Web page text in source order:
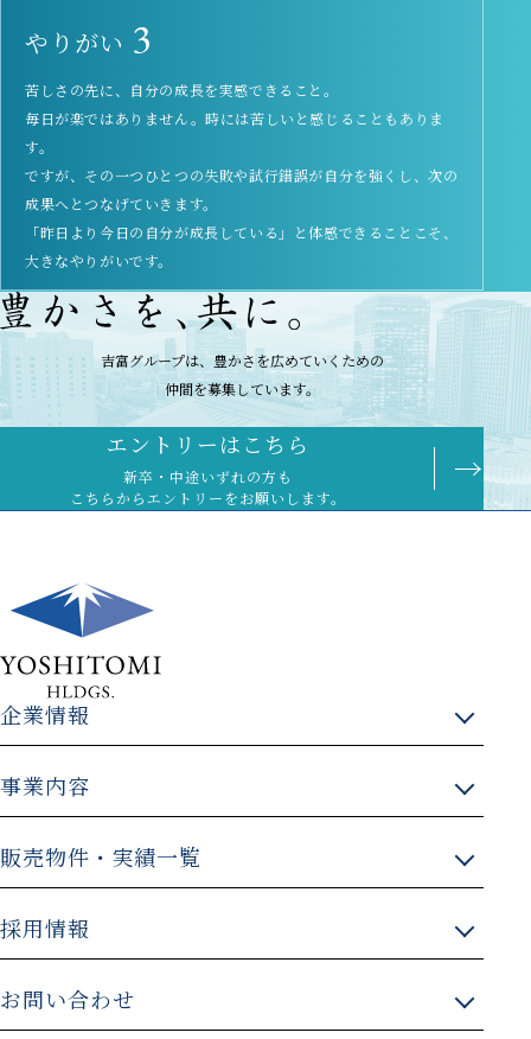
やりがい 3
苦しさの先に、自分の成長を実感できること。
毎日が楽ではありません。時には苦しいと感じることもありま
す。
ですが、その一つひとつの失敗や試行錯誤が自分を強くし、次の
成果へとつなげていきます。
「昨日より今日の自分が成長している」と体感できることこそ、
大きなやりがいです。
吉富グループは、豊かさを広めていくための
仲間を募集しています。
エントリーはこちら
新卒・中途いずれの方も
こちらからエントリーをお願いします。
→
企業情報
企業理念
決算情報
吉富の歩み（沿革）
グループのご紹介
事業内容
マンション事業
吉富の取り組み
スタッフブログ
販売物件・実績一覧
事業実績
採用情報
職種・制度
お問い合わせ